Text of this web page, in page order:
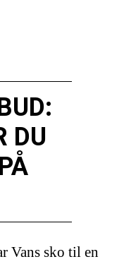
DU
Vans sko til en